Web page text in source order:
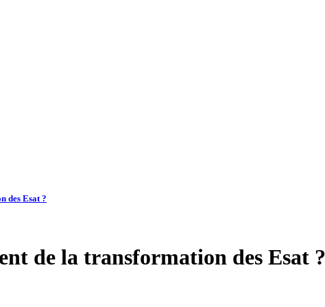
des Esat ?
de la transformation des Esat ?